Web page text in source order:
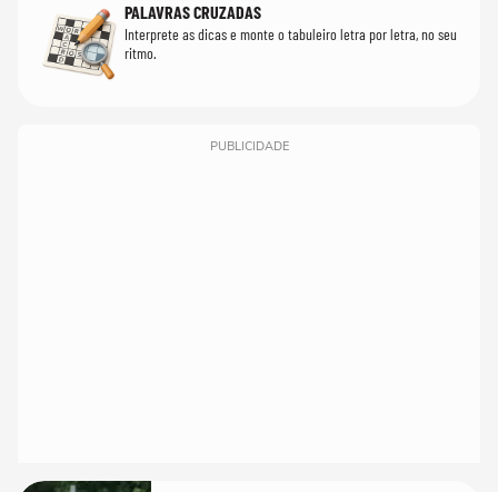
PALAVRAS CRUZADAS
Interprete as dicas e monte o tabuleiro letra por letra, no seu
ritmo.
PUBLICIDADE